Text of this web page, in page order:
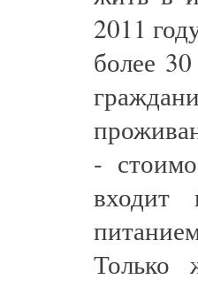
2011
более
-
входит
Только